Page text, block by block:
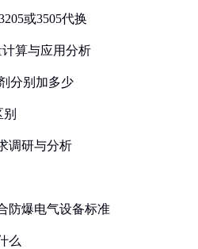
或3505代换
算与应用分析
分别加多少
调研与分析
防爆电气设备标准
么